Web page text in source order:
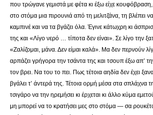
που τρώγανε γεμιστά με φέτα κι έξω είχε κουφόβραση,
στο στόμα μια πιρουνιά από τη μελιτζάνα, τη βλέπει
καμπινέ και να τα βγάζει όλα. Έγινε κάτωχρη κι
της και «Λίγο νερό … τίποτα δεν είναι». Σε λίγο την
«Ζαλίζομαι, μάνα. Δεν είμαι καλά». Μα δεν περνούν
αρπάζει γρήγορα την τσάντα της και τσουπ έξω απ’
τον βρει. Να του το πει. Πως τέτοια αηδία δεν έχει
βγάλει τ’ άντερά της. Τέτοια ορμή μέσα στα σπλάχνα
τσιγάρο να την ηρεμήσει κι έρχεται κι άλλο κύμα
μη μπορεί να το κρατήσει μες στο στόμα — σα